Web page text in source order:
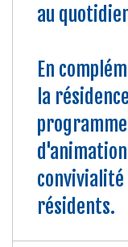
au
En
la
résidents.